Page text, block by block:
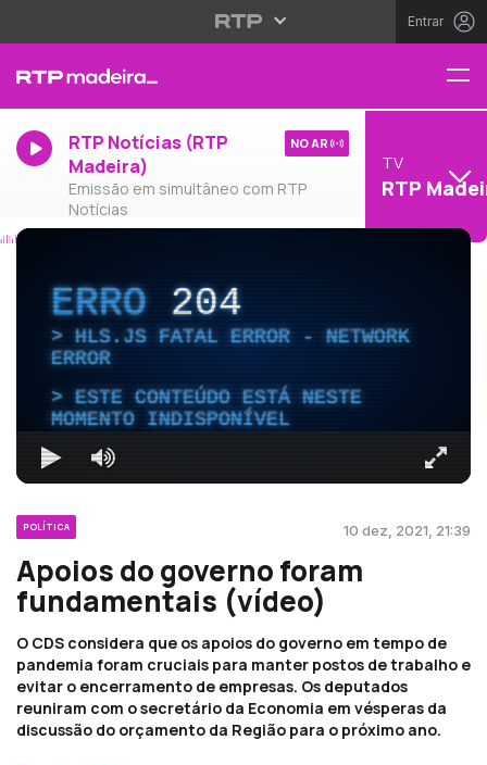
Entrar
RTP Notícias (RTP
Madeira)
Emissão em simultâneo com RTP
Notícias
NO AR
TV
RTP
ERRO204
HLS.JS FATAL ERROR - NETWORK
ERROR
ESTE CONTEÚDO ESTÁ NESTE
MOMENTO INDISPONÍVEL
POLÍTICA 10 dez, 2021, 21:39
Apoios do governo foram
fundamentais (vídeo)
O CDS considera que os apoios do governo em tempo de
pandemia foram cruciais para manter postos de trabalho e
evitar o encerramento de empresas. Os deputados
reuniram com o secretário da Economia em vésperas da
discussão do orçamento da Região para o próximo ano.